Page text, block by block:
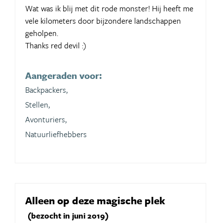
Wat was ik blij met dit rode monster! Hij heeft me
vele kilometers door bijzondere landschappen
geholpen.
Thanks red devil :)
Aangeraden voor:
Backpackers,
Stellen,
Avonturiers,
Natuurliefhebbers
Alleen op deze magische plek
(bezocht in juni 2019)